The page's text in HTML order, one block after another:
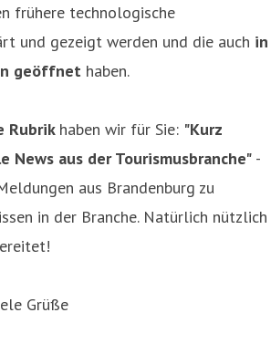
frühere technologische
und gezeigt werden und die auch in
geöffnet haben.
Rubrik haben wir für Sie: "Kurz
aus der Tourismusbranche" -
aus Brandenburg zu
in der Branche. Natürlich nützlich
Grüße